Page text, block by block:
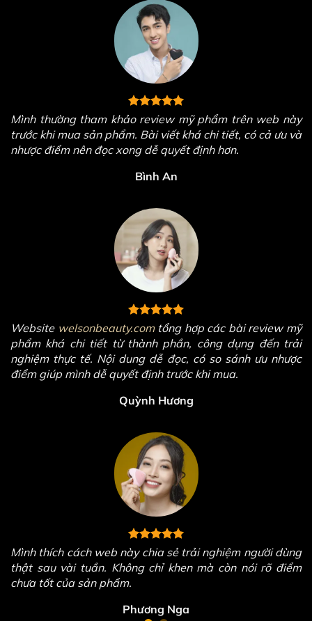
Mình thường tham khảo review mỹ phẩm trên web này
trước khi mua sản phẩm. Bài viết khá chi tiết, có cả ưu và
nhược điểm nên đọc xong dễ quyết định hơn.
Bình An
Website welsonbeauty.comtổng hợp các bài review mỹ
phẩm khá chi tiết từ thành phần, công dụng đến trải
nghiệm thực tế. Nội dung dễ đọc, có so sánh ưu nhược
điểm giúp mình dễ quyết định trước khi mua.
Quỳnh Hương
Mình thích cách web này chia sẻ trải nghiệm người dùng
thật sau vài tuần. Không chỉ khen mà còn nói rõ điểm
chưa tốt của sản phẩm.
Phương Nga